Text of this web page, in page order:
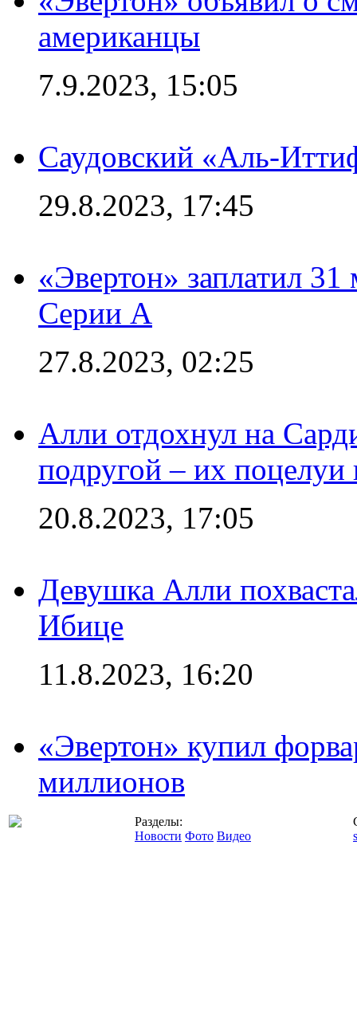
американцы
7.9.2023, 15:05
Саудовский «Аль-
29.8.2023, 17:45
«Эвертон» заплатил
Серии А
27.8.2023, 02:25
Алли отдохнул на
подругой – их поцелуи
20.8.2023, 17:05
Девушка Алли
Ибице
11.8.2023, 16:20
«Эвертон» купил
миллионов
Разделы:
Новости Фото Видео